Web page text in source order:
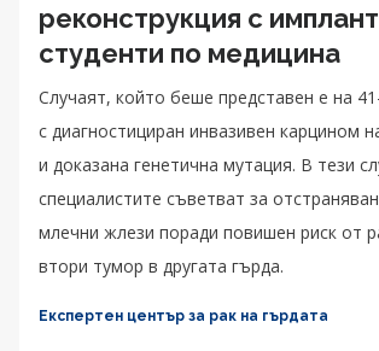
реконструкция с
студенти по медицина
Случаят, който беше представен е на
с диагностициран инвазивен карцином
и доказана генетична мутация. В тези
специалистите съветват за
млечни жлези поради повишен риск от
втори тумор в другата гърда.
Експертен център за рак на гърдата